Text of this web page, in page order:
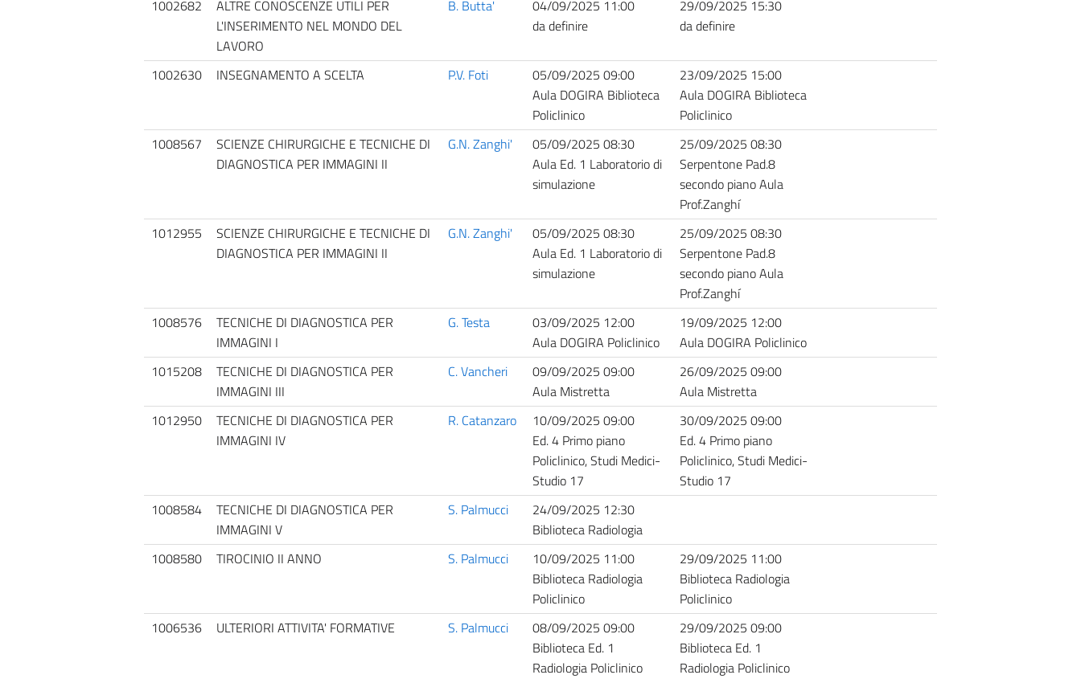
1002682
ALTRE CONOSCENZE UTILI PER
L'INSERIMENTO NEL MONDO DEL
LAVORO
B. Butta'
04/09/2025 11:00
da definire
29/09/2025 15:30
da definire
1002630 INSEGNAMENTO A SCELTA P.V. Foti
05/09/2025 09:00
Aula DOGIRA Biblioteca
Policlinico
23/09/2025 15:00
Aula DOGIRA Biblioteca
Policlinico
1008567
SCIENZE CHIRURGICHE E TECNICHE DI
DIAGNOSTICA PER IMMAGINI II
G.N. Zanghi'
05/09/2025 08:30
Aula Ed. 1 Laboratorio di
simulazione
25/09/2025 08:30
Serpentone Pad.8
secondo piano Aula
Prof.Zanghí
1012955
SCIENZE CHIRURGICHE E TECNICHE DI
DIAGNOSTICA PER IMMAGINI II
G.N. Zanghi'
05/09/2025 08:30
Aula Ed. 1 Laboratorio di
simulazione
25/09/2025 08:30
Serpentone Pad.8
secondo piano Aula
Prof.Zanghí
1008576
TECNICHE DI DIAGNOSTICA PER
IMMAGINI I
G. Testa
03/09/2025 12:00
Aula DOGIRA Policlinico
19/09/2025 12:00
Aula DOGIRA Policlinico
1015208
TECNICHE DI DIAGNOSTICA PER
IMMAGINI III
C. Vancheri
09/09/2025 09:00
Aula Mistretta
26/09/2025 09:00
Aula Mistretta
1012950
TECNICHE DI DIAGNOSTICA PER
IMMAGINI IV
R. Catanzaro
10/09/2025 09:00
Ed. 4 Primo piano
Policlinico, Studi Medici-
Studio 17
30/09/2025 09:00
Ed. 4 Primo piano
Policlinico, Studi Medici-
Studio 17
1008584
TECNICHE DI DIAGNOSTICA PER
IMMAGINI V
S. Palmucci
24/09/2025 12:30
Biblioteca Radiologia
1008580
TIROCINIO II ANNO S. Palmucci
10/09/2025 11:00
Biblioteca Radiologia
Policlinico
29/09/2025 11:00
Biblioteca Radiologia
Policlinico
1006536
ULTERIORI ATTIVITA' FORMATIVE S. Palmucci
08/09/2025 09:00
Biblioteca Ed. 1
Radiologia Policlinico
29/09/2025 09:00
Biblioteca Ed. 1
Radiologia Policlinico